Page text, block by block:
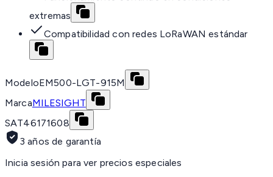
extremas
Compatibilidad con redes LoRaWAN estándar
ModeloEM500-LGT-915M
MarcaMILESIGHT
SAT46171608
3 años de garantía
Inicia sesión para ver precios especiales